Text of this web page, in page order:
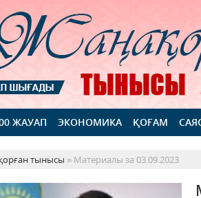
ЖАУАП ЭКОНОМИКА ҚОҒАМ
тынысы » Материалы за 03.09.2023